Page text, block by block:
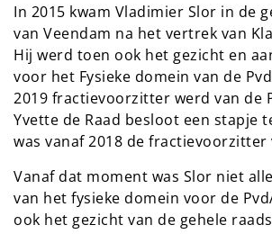
In 2015 kwam Vladimier Slor in de
van Veendam na het vertrek van
Hij werd toen ook het gezicht en
voor het Fysieke domein van de
2019 fractievoorzitter werd van de
Yvette de Raad besloot een stapje
was vanaf 2018 de fractievoorzitter
Vanaf dat moment was Slor niet
van het fysieke domein voor de
ook het gezicht van de gehele